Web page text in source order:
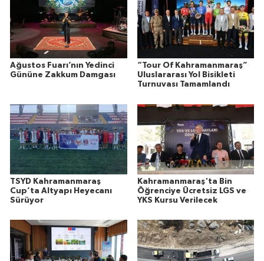
Ağustos Fuarı’nın Yedinci
Gününe Zakkum Damgası
“Tour Of Kahramanmaraş”
Uluslararası Yol Bisikleti
Turnuvası Tamamlandı
TSYD Kahramanmaraş
Cup’ta Altyapı Heyecanı
Sürüyor
Kahramanmaraş'ta Bin
Öğrenciye Ücretsiz LGS ve
YKS Kursu Verilecek